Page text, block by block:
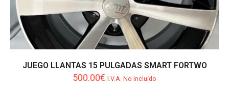
JUEGO LLANTAS 15 PULGADAS SMART FORTWO
500.00€ I.V.A. No incluído